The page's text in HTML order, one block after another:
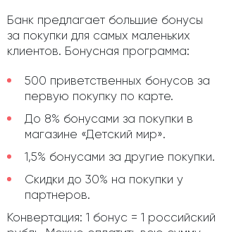
Банк предлагает большие бонусы
за покупки для самых маленьких
клиентов. Бонусная программа:
500 приветственных бонусов за
первую покупку по карте.
До 8% бонусами за покупки в
магазине «Детский мир».
1,5% бонусами за другие покупки.
Скидки до 30% на покупки у
партнеров.
Конвертация: 1 бонус = 1 российский